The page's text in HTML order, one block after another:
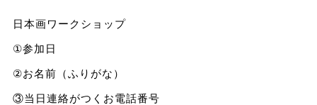
日本画ワークショップ
①参加日
②お名前（ふりがな）
③当日連絡がつくお電話番号